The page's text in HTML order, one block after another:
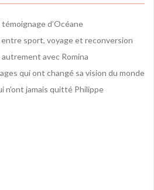
d’Océane
entre sport, voyage et reconversion
avec Romina
qui ont changé sa vision du monde
n’ont jamais quitté Philippe